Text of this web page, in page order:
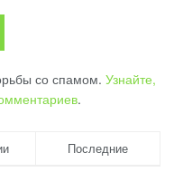
со спамом. Узнайте,
.
Последние